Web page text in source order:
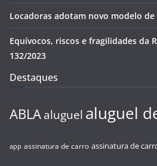
Locadoras adotam novo modelo de
Equívocos, riscos e fragilidades da
132/2023
Destaques
ABLA aluguel aluguel
app assinatura de carro assinatura de